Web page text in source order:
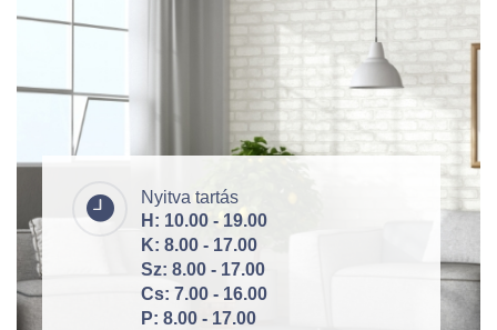
Nyitva tartás
H: 10.00 - 19.00
K: 8.00 - 17.00
Sz: 8.00 - 17.00
Cs: 7.00 - 16.00
P: 8.00 - 17.00